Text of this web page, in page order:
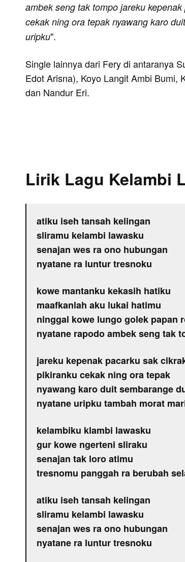
ambek seng tak tompo jareku
cekak ning ora tepak nyawang karo
uripku".
Single lainnya dari Fery di antaranya
Edot Arisna), Koyo Langit Ambi Bumi,
dan Nandur Eri.
Lirik Lagu Kelambi
atiku iseh tansah kelingan
sliramu kelambi lawasku
senajan wes ra ono hubungan
nyatane ra luntur tresnoku
kowe mantanku kekasih hatiku
maafkanlah aku lukai hatimu
ninggal kowe lungo golek papan
nyatane rapodo ambek seng tak
jareku kepenak pacarku sak
pikiranku cekak ning ora tepak
nyawang karo duit sembarange
nyatane uripku tambah morat
kelambiku klambi lawasku
gur kowe ngerteni sliraku
senajan tak loro atimu
tresnomu panggah ra berubah
atiku iseh tansah kelingan
sliramu kelambi lawasku
senajan wes ra ono hubungan
nyatane ra luntur tresnoku